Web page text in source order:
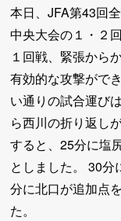
本日、JFA第43回
中央大会の１・２
１回戦、緊張から
有効的な攻撃がで
い通りの試合運び
ら西川の折り返し
すると、25分に塩
としました。 30
分に北口が追加点
た。